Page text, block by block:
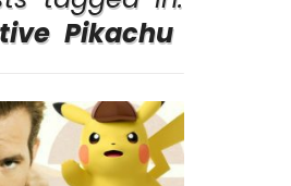
Pikachu